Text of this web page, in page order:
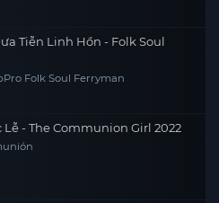
Tiễn Linh Hồn - Folk Soul
Cast & crew IMDbPro Folk Soul Ferryman
Lễ - The Communion Girl 2022